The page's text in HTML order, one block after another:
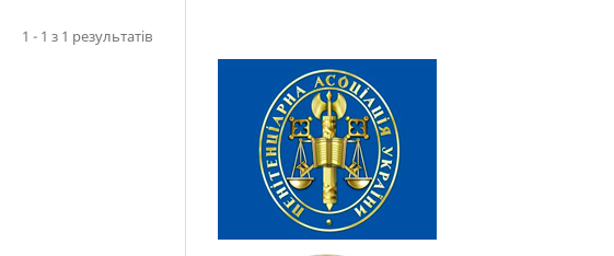
1 - 1 з 1 результатів